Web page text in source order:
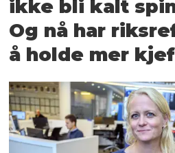
ikke bli kalt
Og nå har
å holde mer